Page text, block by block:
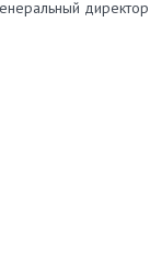
директор